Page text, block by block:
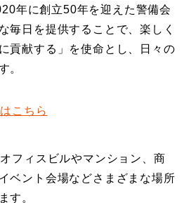
年に創立50年を迎えた警備会
毎日を提供することで、楽しく
貢献する」を使命とし、日々の
。
こちら
フィスビルやマンション、商
ベント会場などさまざまな場所
す。